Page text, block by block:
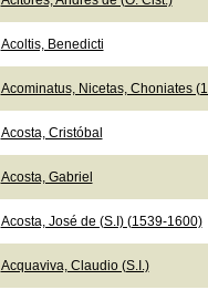
Acoltis, Benedicti
Acominatus, Nicetas, Choniates
Acosta, Cristóbal
Acosta, Gabriel
Acosta, José de (S.I) (1539-1600)
Acquaviva, Claudio (S.I.)